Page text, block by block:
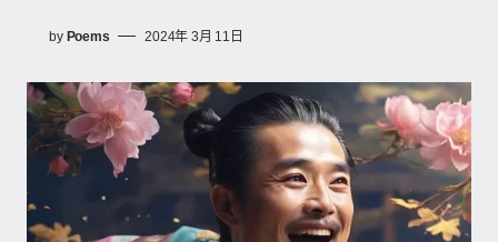
by Poems 2024年 3月 11日